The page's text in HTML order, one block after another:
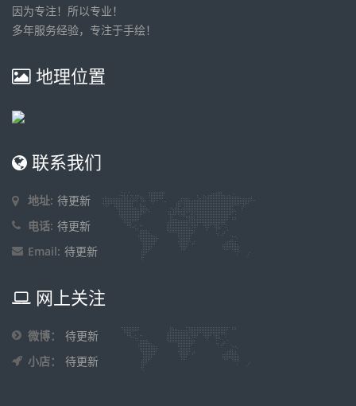
因为专注！所以专业！
多年服务经验，专注于手绘！
地理位置
联系我们
地址: 待更新
电话: 待更新
Email: 待更新
网上关注
微博：
待更新
小店：
待更新